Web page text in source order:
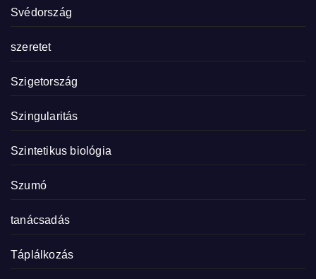
Svédország
szeretet
Szigetország
Szingularitás
Szintetikus biológia
Szumó
tanácsadás
Táplálkozás